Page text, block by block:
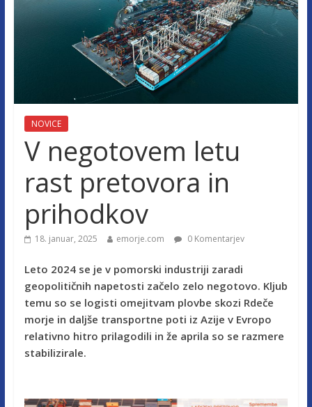
NOVICE
V negotovem letu
rast pretovora in
prihodkov
18. januar, 2025 emorje.com 0 Komentarjev
Leto 2024 se je v pomorski industriji zaradi
geopolitičnih napetosti začelo zelo negotovo. Kljub
temu so se logisti omejitvam plovbe skozi Rdeče
morje in daljše transportne poti iz Azije v Evropo
relativno hitro prilagodili in že aprila so se razmere
stabilizirale.